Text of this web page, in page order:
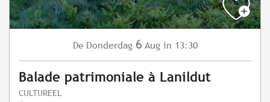
De Donderdag 6 Aug in 13:30
Balade patrimoniale à Lanildut
CULTUREEL